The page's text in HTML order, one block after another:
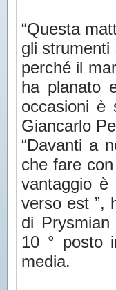
“Questa
gli
perché il
ha planato
occasioni è
Giancarlo
“Davanti a
che fare
vantaggio
verso est ”,
di
10 ° posto
media.